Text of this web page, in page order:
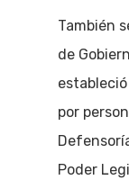
También
de
por
Poder